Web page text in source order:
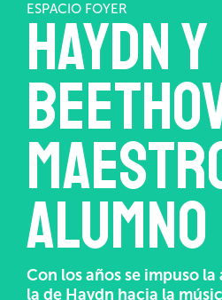
ESPACIO FOYER
Haydn y
alumno
Con los años se impuso
la de Haydn hacia la